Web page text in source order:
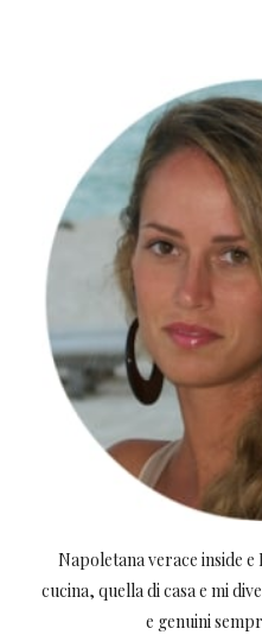
Napoletana verace inside
cucina, quella di casa e mi
e genuini